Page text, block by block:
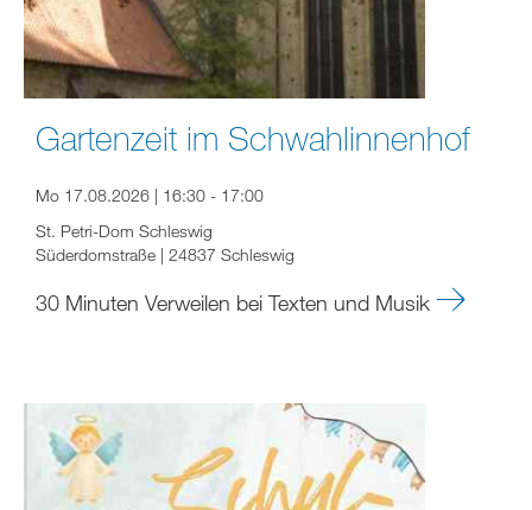
Gartenzeit im Schwahlinnenhof
Mo 17.08.2026 | 16:30 - 17:00
St. Petri-Dom Schleswig
Süderdomstraße | 24837 Schleswig
30 Minuten Verweilen bei Texten und Musik